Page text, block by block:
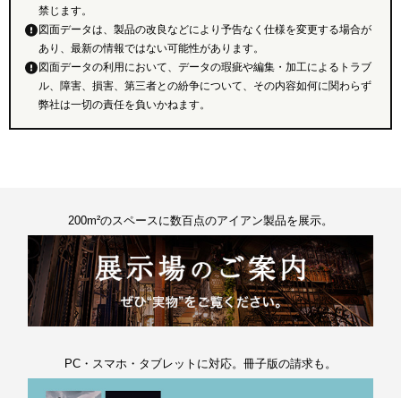
禁じます。
図面データは、製品の改良などにより予告なく仕様を変更する場合が
あり、最新の情報ではない可能性があります。
図面データの利用において、データの瑕疵や編集・加工によるトラブ
ル、障害、損害、第三者との紛争について、その内容如何に関わらず
弊社は一切の責任を負いかねます。
200m²のスペースに数百点のアイアン製品を展示。
PC・スマホ・タブレットに対応。冊子版の請求も。